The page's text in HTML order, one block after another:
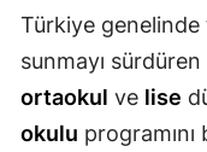
Türkiye genelinde
sunmayı sürdüren
ortaokul ve lise
okulu programını